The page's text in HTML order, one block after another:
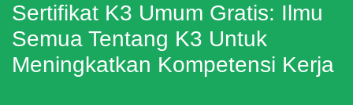
Sertifikat K3 Umum Gratis: Ilmu
Semua Tentang K3 Untuk
Meningkatkan Kompetensi Kerja